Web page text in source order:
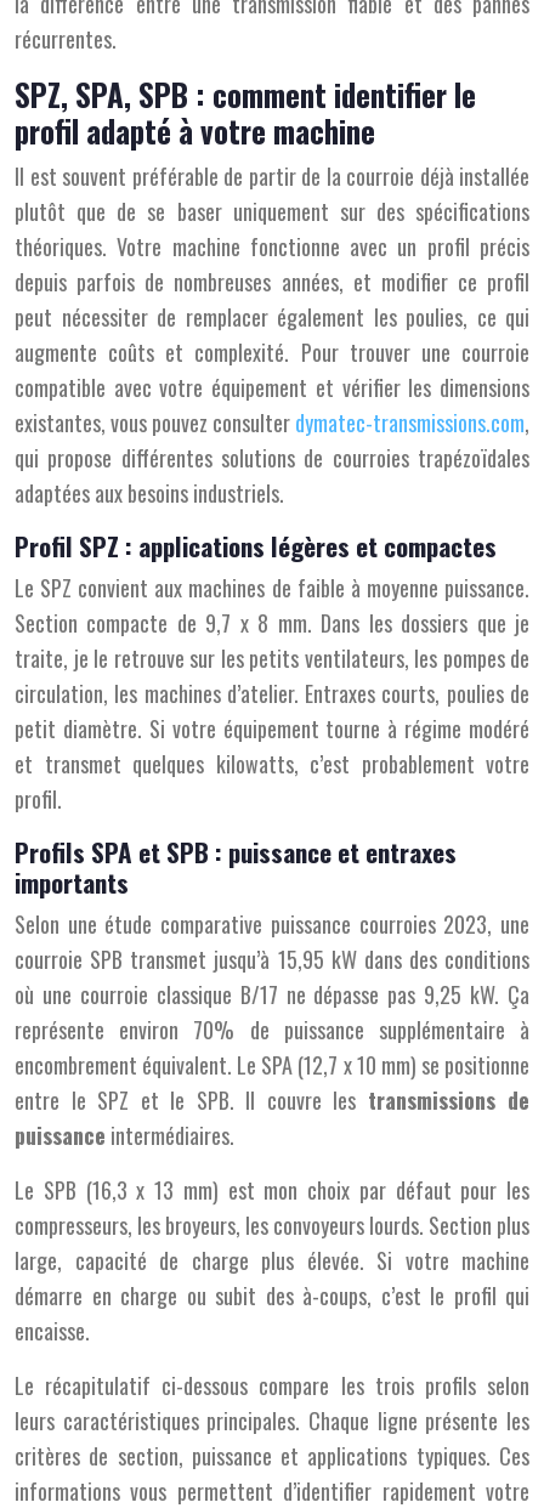
récurrentes.
SPZ, SPA, SPB : comment identifier le
profil adapté à votre machine
Il est souvent préférable de partir de la courroie déjà installée
plutôt que de se baser uniquement sur des spécifications
théoriques. Votre machine fonctionne avec un profil précis
depuis parfois de nombreuses années, et modifier ce profil
peut nécessiter de remplacer également les poulies, ce qui
augmente coûts et complexité. Pour trouver une courroie
compatible avec votre équipement et vérifier les dimensions
existantes, vous pouvez consulterdymatec-transmissions.com,
qui propose différentes solutions de courroies trapézoïdales
adaptées aux besoins industriels.
Profil SPZ : applications légères et compactes
Le SPZ convient aux machines de faible à moyenne puissance.
Section compacte de 9,7 x 8 mm. Dans les dossiers que je
traite, je le retrouve sur les petits ventilateurs, les pompes de
circulation, les machines d’atelier. Entraxes courts, poulies de
petit diamètre. Si votre équipement tourne à régime modéré
et transmet quelques kilowatts, c’est probablement votre
profil.
Profils SPA et SPB : puissance et entraxes
importants
Selon une étude comparative puissance courroies 2023, une
courroie SPB transmet jusqu’à 15,95 kW dans des conditions
où une courroie classique B/17 ne dépasse pas 9,25 kW. Ça
représente environ 70% de puissance supplémentaire à
encombrement équivalent. Le SPA (12,7 x 10 mm) se positionne
entre le SPZ et le SPB. Il couvre les transmissions de
puissance intermédiaires.
Le SPB (16,3 x 13 mm) est mon choix par défaut pour les
compresseurs, les broyeurs, les convoyeurs lourds. Section plus
large, capacité de charge plus élevée. Si votre machine
démarre en charge ou subit des à-coups, c’est le profil qui
encaisse.
Le récapitulatif ci-dessous compare les trois profils selon
leurs caractéristiques principales. Chaque ligne présente les
critères de section, puissance et applications typiques. Ces
informations vous permettent d’identifier rapidement votre